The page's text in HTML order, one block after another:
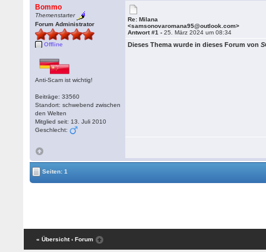
Bommo
Themenstarter
Forum Administrator
Offline
Anti-Scam ist wichtig!
Beiträge: 33560
Standort: schwebend zwischen
den Welten
Mitglied seit: 13. Juli 2010
Geschlecht:
Re: Milana
<samsonovaromana95@outlook.com>
Antwort #1 -25. März 2024 um 08:34
Dieses Thema wurde in dieses Forum von
Seiten: 1
« Übersicht ‹ Forum